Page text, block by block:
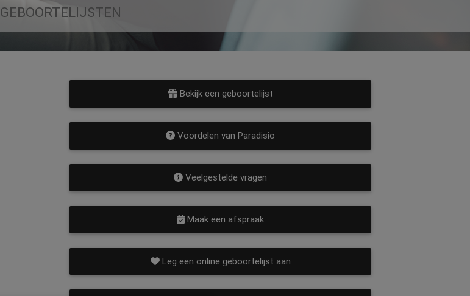
GEBOORTELIJSTEN
Bekijk een geboortelijst
Voordelen van Paradisio
Veelgestelde vragen
Maak een afspraak
Leg een online geboortelijst aan